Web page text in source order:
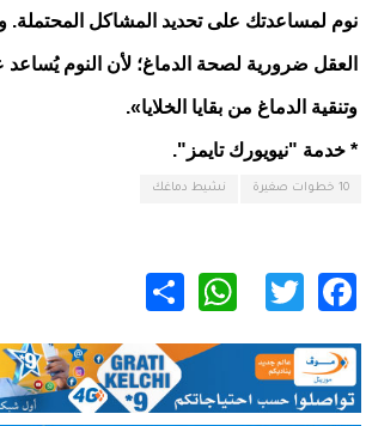
نوم لمساعدتك على تحديد المشاكل
العقل ضرورية لصحة الدماغ؛ لأن النوم
وتنقية الدماغ من بقايا الخلايا».
* خدمة "نيويورك تايمز".
10 خطوات صغيرة نشيط دماغك
Facebook
Twitter
WhatsApp